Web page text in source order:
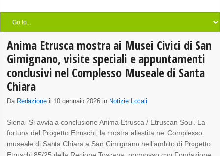
Anima Etrusca mostra ai Musei Civici di San
Gimignano, visite speciali e appuntamenti
conclusivi nel Complesso Museale di Santa
Chiara
Da Redazione il 10 gennaio 2026 in Notizie Locali
Siena- Si avvia a conclusione Anima Etrusca / Etruscan Soul. La
fortuna del Progetto Etruschi, la mostra allestita nel Complesso
museale di Santa Chiara a San Gimignano nell’ambito di Progetto
Etruschi 85/25 della Regione Toscana, promosso con Fondazione